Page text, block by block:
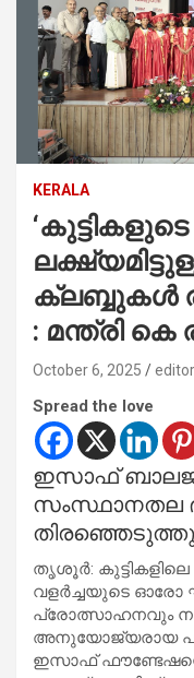
KERALA
ക്ലബ്ബുകൾ
: മന്ത്രി കെ
October 6, 2025 editor
Spread the love
ഇസാഫ്
സംസ്ഥാനതല
തിരഞ്ഞെടുത്തു
തൃശൂർ:
വളർച്ചയുടെ ഓരോ
പ്രോത്സാഹനവും
അനുയോജ്യരായ
ഇസാഫ്